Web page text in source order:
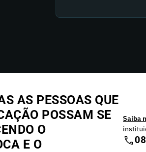
AS PESSOAS QUE
POSSAM SE
O
E O
Saiba